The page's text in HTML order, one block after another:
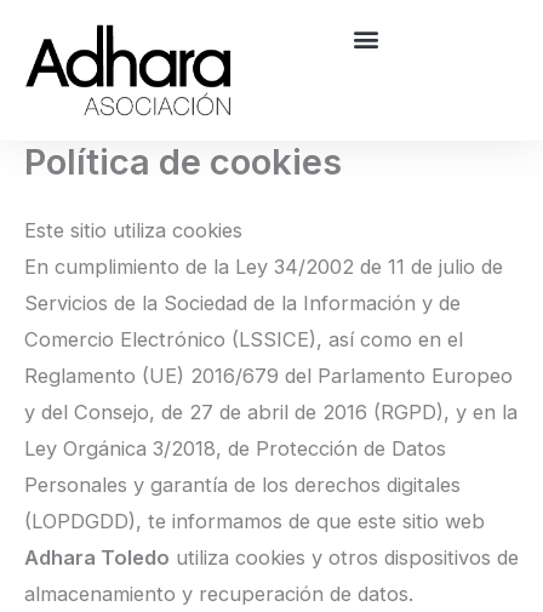
contenido
Política de cookies
Este sitio utiliza cookies
En cumplimiento de la Ley 34/2002 de 11 de julio de
Servicios de la Sociedad de la Información y de
Comercio Electrónico (LSSICE), así como en el
Reglamento (UE) 2016/679 del Parlamento Europeo
y del Consejo, de 27 de abril de 2016 (RGPD), y en la
Ley Orgánica 3/2018, de Protección de Datos
Personales y garantía de los derechos digitales
(LOPDGDD), te informamos de que este sitio web
Adhara Toledo utiliza cookies y otros dispositivos de
almacenamiento y recuperación de datos.